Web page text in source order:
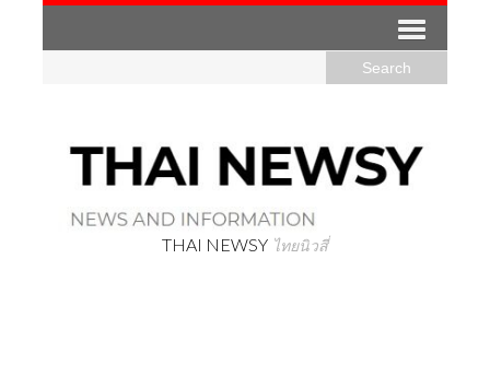
THAI NEWSY ไทยนิวสี่